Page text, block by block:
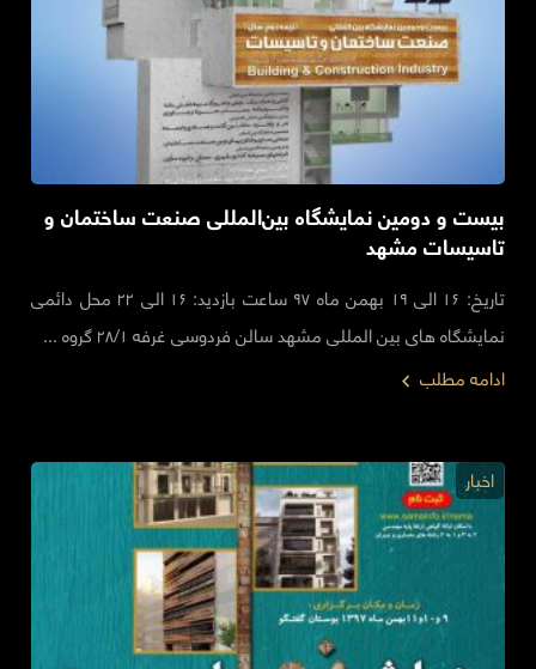
بیست و دومین نمایشگاه بین‌المللی صنعت ساختمان و
تاسیسات مشهد
تاریخ: ۱۶ الی ۱۹ بهمن ماه ۹۷ ساعت بازدید: ۱۶ الی ۲۲ محل دائمی
نمایشگاه های بین المللی مشهد سالن فردوسی غرفه ۲۸/۱ گروه ...
ادامه مطلب
اخبار